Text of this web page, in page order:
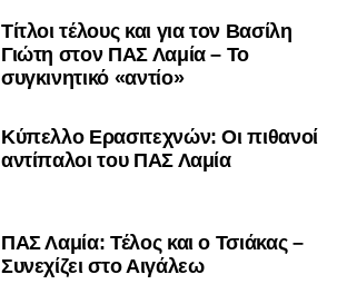
Τίτλοι τέλους και για τον Βασίλη
Γιώτη στον ΠΑΣ Λαμία – Το
συγκινητικό «αντίο»
Κύπελλο Ερασιτεχνών: Οι πιθανοί
αντίπαλοι του ΠΑΣ Λαμία
ΠΑΣ Λαμία: Τέλος και ο Τσιάκας –
Συνεχίζει στο Αιγάλεω